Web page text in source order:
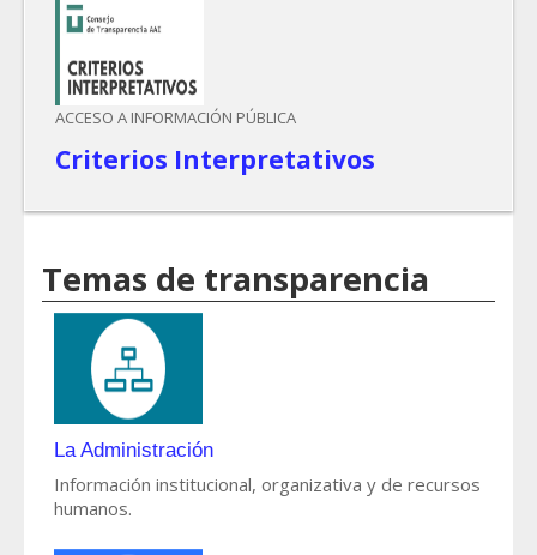
ACCESO A INFORMACIÓN PÚBLICA
Criterios Interpretativos
Temas de transparencia
La Administración
Información institucional, organizativa y de recursos
humanos.